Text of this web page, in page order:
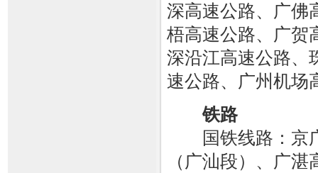
深高速公路、广佛
梧高速公路、广贺
深沿江高速公路、
速公路、广州机场
铁路
国铁线路：京广
（广汕段）、广